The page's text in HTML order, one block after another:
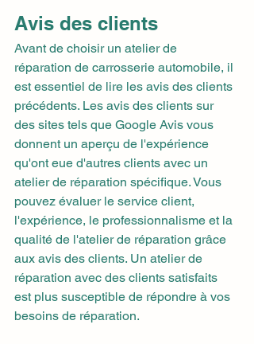
Avis des clients
Avant de choisir un atelier de
réparation de carrosserie automobile, il
est essentiel de lire les avis des clients
précédents. Les avis des clients sur
des sites tels que Google Avis vous
donnent un aperçu de l'expérience
qu'ont eue d'autres clients avec un
atelier de réparation spécifique. Vous
pouvez évaluer le service client,
l'expérience, le professionnalisme et la
qualité de l'atelier de réparation grâce
aux avis des clients. Un atelier de
réparation avec des clients satisfaits
est plus susceptible de répondre à vos
besoins de réparation.